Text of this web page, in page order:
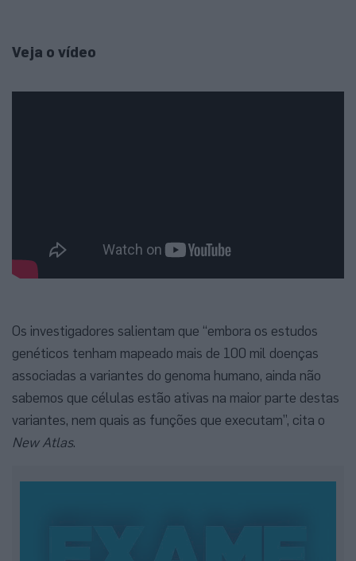
Veja o vídeo
Os investigadores salientam que “embora os estudos
genéticos tenham mapeado mais de 100 mil doenças
associadas a variantes do genoma humano, ainda não
sabemos que células estão ativas na maior parte destas
variantes, nem quais as funções que executam”, cita o
New Atlas.